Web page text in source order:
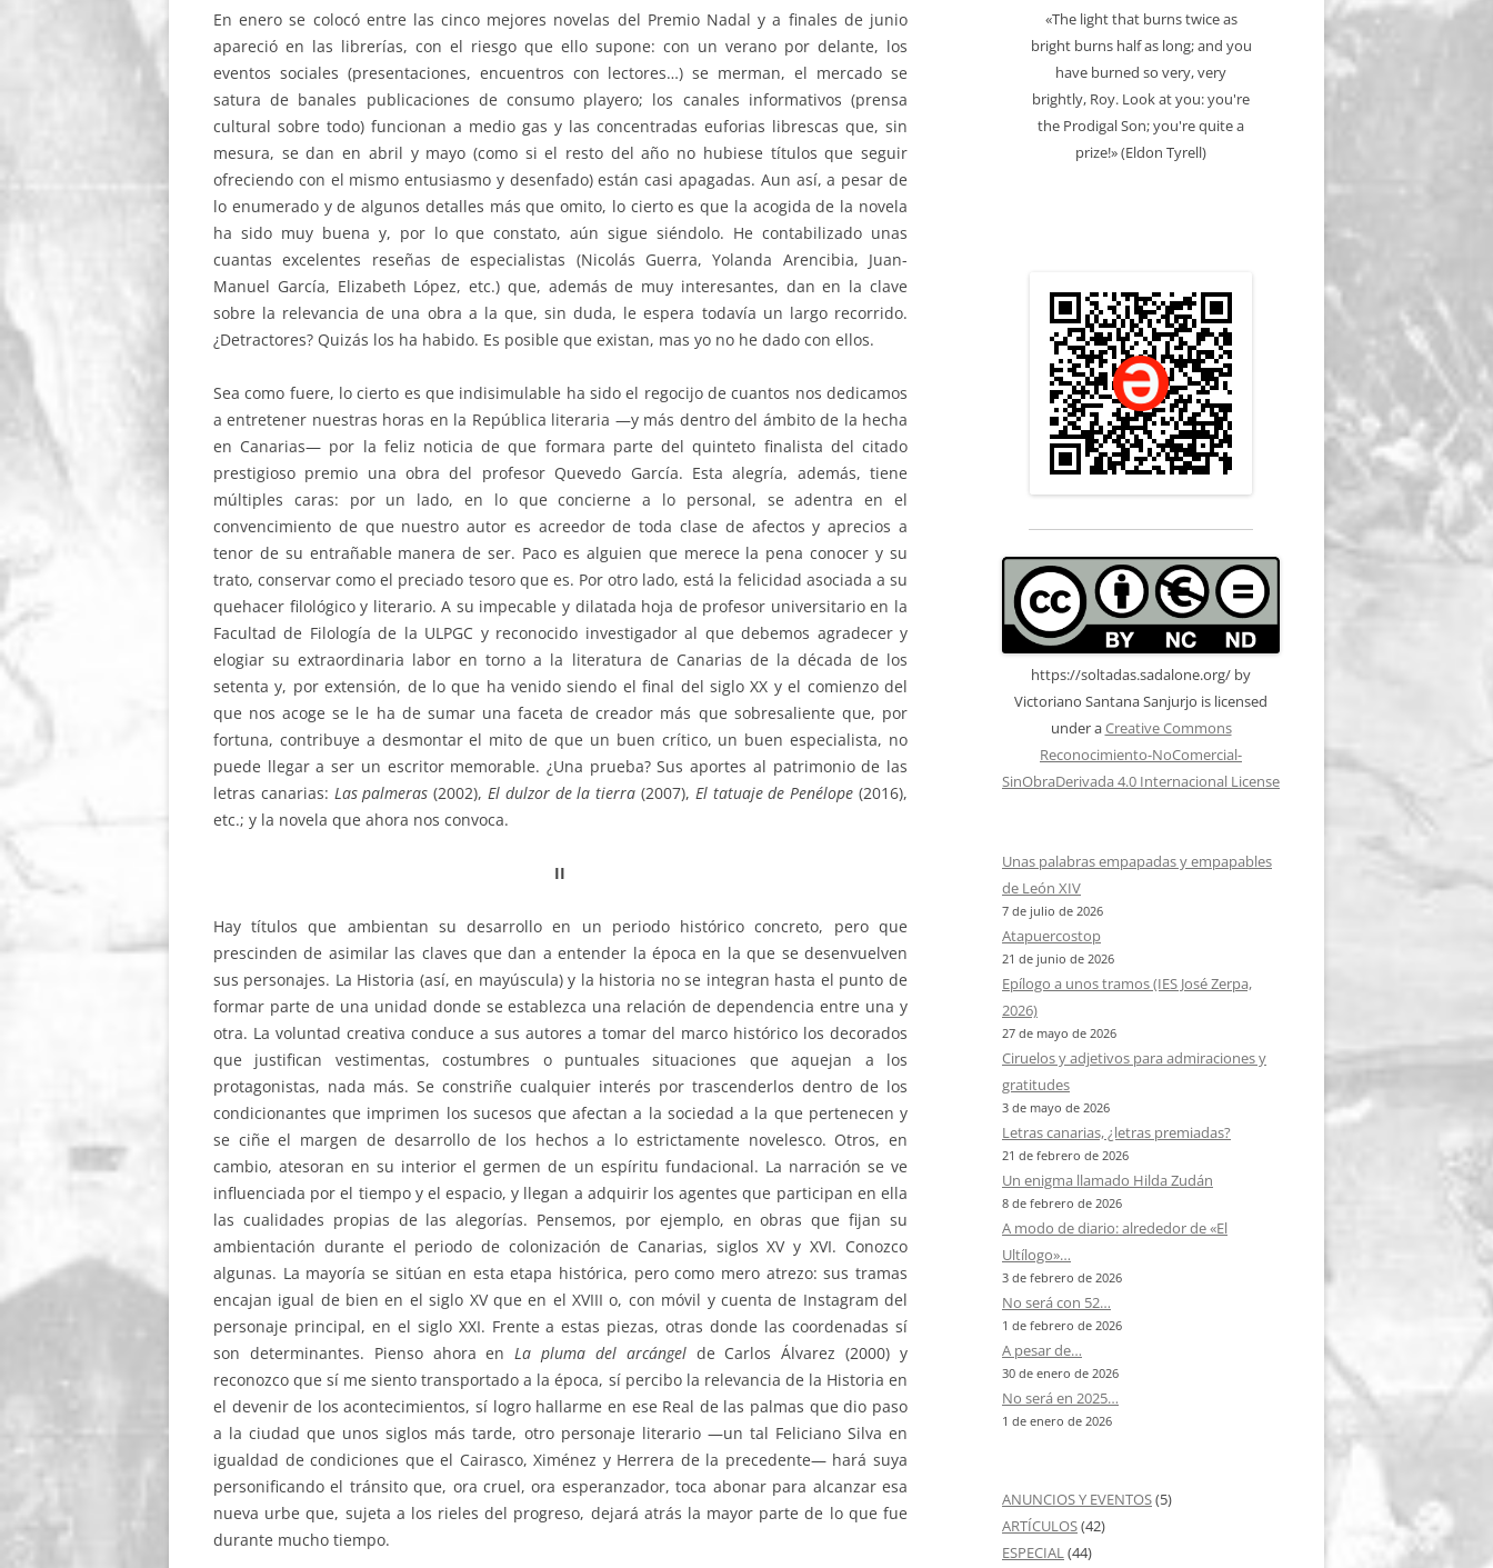
En enero se colocó entre las cinco mejores novelas del Premio Nadal y a finales de junio
apareció en las librerías, con el riesgo que ello supone: con un verano por delante, los
eventos sociales (presentaciones, encuentros con lectores…) se merman, el mercado se
satura de banales publicaciones de consumo playero; los canales informativos (prensa
cultural sobre todo) funcionan a medio gas y las concentradas euforias librescas que, sin
mesura, se dan en abril y mayo (como si el resto del año no hubiese títulos que seguir
ofreciendo con el mismo entusiasmo y desenfado) están casi apagadas. Aun así, a pesar de
lo enumerado y de algunos detalles más que omito, lo cierto es que la acogida de la novela
ha sido muy buena y, por lo que constato, aún sigue siéndolo. He contabilizado unas
cuantas excelentes reseñas de especialistas (Nicolás Guerra, Yolanda Arencibia, Juan-
Manuel García, Elizabeth López, etc.) que, además de muy interesantes, dan en la clave
sobre la relevancia de una obra a la que, sin duda, le espera todavía un largo recorrido.
¿Detractores? Quizás los ha habido. Es posible que existan, mas yo no he dado con ellos.
Sea como fuere, lo cierto es que indisimulable ha sido el regocijo de cuantos nos dedicamos
a entretener nuestras horas en la República literaria —y más dentro del ámbito de la hecha
en Canarias— por la feliz noticia de que formara parte del quinteto finalista del citado
prestigioso premio una obra del profesor Quevedo García. Esta alegría, además, tiene
múltiples caras: por un lado, en lo que concierne a lo personal, se adentra en el
convencimiento de que nuestro autor es acreedor de toda clase de afectos y aprecios a
tenor de su entrañable manera de ser. Paco es alguien que merece la pena conocer y su
trato, conservar como el preciado tesoro que es. Por otro lado, está la felicidad asociada a su
quehacer filológico y literario. A su impecable y dilatada hoja de profesor universitario en la
Facultad de Filología de la ULPGC y reconocido investigador al que debemos agradecer y
elogiar su extraordinaria labor en torno a la literatura de Canarias de la década de los
setenta y, por extensión, de lo que ha venido siendo el final del siglo XX y el comienzo del
que nos acoge se le ha de sumar una faceta de creador más que sobresaliente que, por
fortuna, contribuye a desmontar el mito de que un buen crítico, un buen especialista, no
puede llegar a ser un escritor memorable. ¿Una prueba? Sus aportes al patrimonio de las
letras canarias: Las palmeras (2002),El dulzor de la tierra (2007), El tatuaje de Penélope (2016),
etc.; y la novela que ahora nos convoca.
II
Hay títulos que ambientan su desarrollo en un periodo histórico concreto, pero que
prescinden de asimilar las claves que dan a entender la época en la que se desenvuelven
sus personajes. La Historia (así, en mayúscula) y la historia no se integran hasta el punto de
formar parte de una unidad donde se establezca una relación de dependencia entre una y
otra. La voluntad creativa conduce a sus autores a tomar del marco histórico los decorados
que justifican vestimentas, costumbres o puntuales situaciones que aquejan a los
protagonistas, nada más. Se constriñe cualquier interés por trascenderlos dentro de los
condicionantes que imprimen los sucesos que afectan a la sociedad a la que pertenecen y
se ciñe el margen de desarrollo de los hechos a lo estrictamente novelesco. Otros, en
cambio, atesoran en su interior el germen de un espíritu fundacional. La narración se ve
influenciada por el tiempo y el espacio, y llegan a adquirir los agentes que participan en ella
las cualidades propias de las alegorías. Pensemos, por ejemplo, en obras que fijan su
ambientación durante el periodo de colonización de Canarias, siglos XV y XVI. Conozco
algunas. La mayoría se sitúan en esta etapa histórica, pero como mero atrezo: sus tramas
encajan igual de bien en el siglo XV que en el XVIII o, con móvil y cuenta de Instagram del
personaje principal, en el siglo XXI. Frente a estas piezas, otras donde las coordenadas sí
son determinantes. Pienso ahora enLa pluma del arcángel de Carlos Álvarez (2000) y
reconozco que sí me siento transportado a la época, sí percibo la relevancia de la Historia en
el devenir de los acontecimientos, sí logro hallarme en ese Real de las palmas que dio paso
a la ciudad que unos siglos más tarde, otro personaje literario —un tal Feliciano Silva en
igualdad de condiciones que el Cairasco, Ximénez y Herrera de la precedente— hará suya
personificando el tránsito que, ora cruel, ora esperanzador, toca abonar para alcanzar esa
nueva urbe que, sujeta a los rieles del progreso, dejará atrás la mayor parte de lo que fue
durante mucho tiempo.
«The light that burns twice as
bright burns half as long; and you
have burned so very, very
brightly, Roy. Look at you: you're
the Prodigal Son; you're quite a
prize!» (Eldon Tyrell)
https://soltadas.sadalone.org/ by
Victoriano Santana Sanjurjo is licensed
under aCreative Commons
Reconocimiento-NoComercial-
SinObraDerivada 4.0 Internacional License
Unas palabras empapadas y empapables
de León XIV
7 de julio de 2026
Atapuercostop
21 de junio de 2026
Epílogo a unos tramos (IES José Zerpa,
2026)
27 de mayo de 2026
Ciruelos y adjetivos para admiraciones y
gratitudes
3 de mayo de 2026
Letras canarias, ¿letras premiadas?
21 de febrero de 2026
Un enigma llamado Hilda Zudán
8 de febrero de 2026
A modo de diario: alrededor de «El
Ultílogo»…
3 de febrero de 2026
No será con 52…
1 de febrero de 2026
A pesar de…
30 de enero de 2026
No será en 2025…
1 de enero de 2026
ANUNCIOS Y EVENTOS(5)
ARTÍCULOS(42)
ESPECIAL(44)